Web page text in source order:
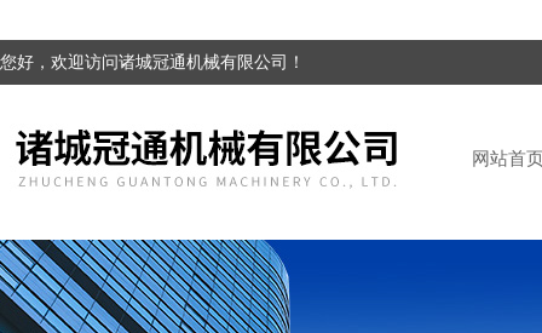
您好，欢迎访问诸城冠通机械有限公司！
网站首